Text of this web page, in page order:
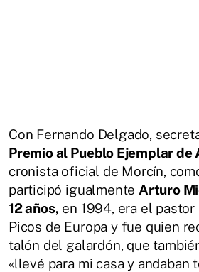
Con Fernando Delgado,
Premio al Pueblo Ejemplar de
cronista oficial de Morcín,
participó igualmente Arturo
12 años, en 1994, era el
Picos de Europa y fue quien
talón del galardón, que
«llevé para mi casa y andaban